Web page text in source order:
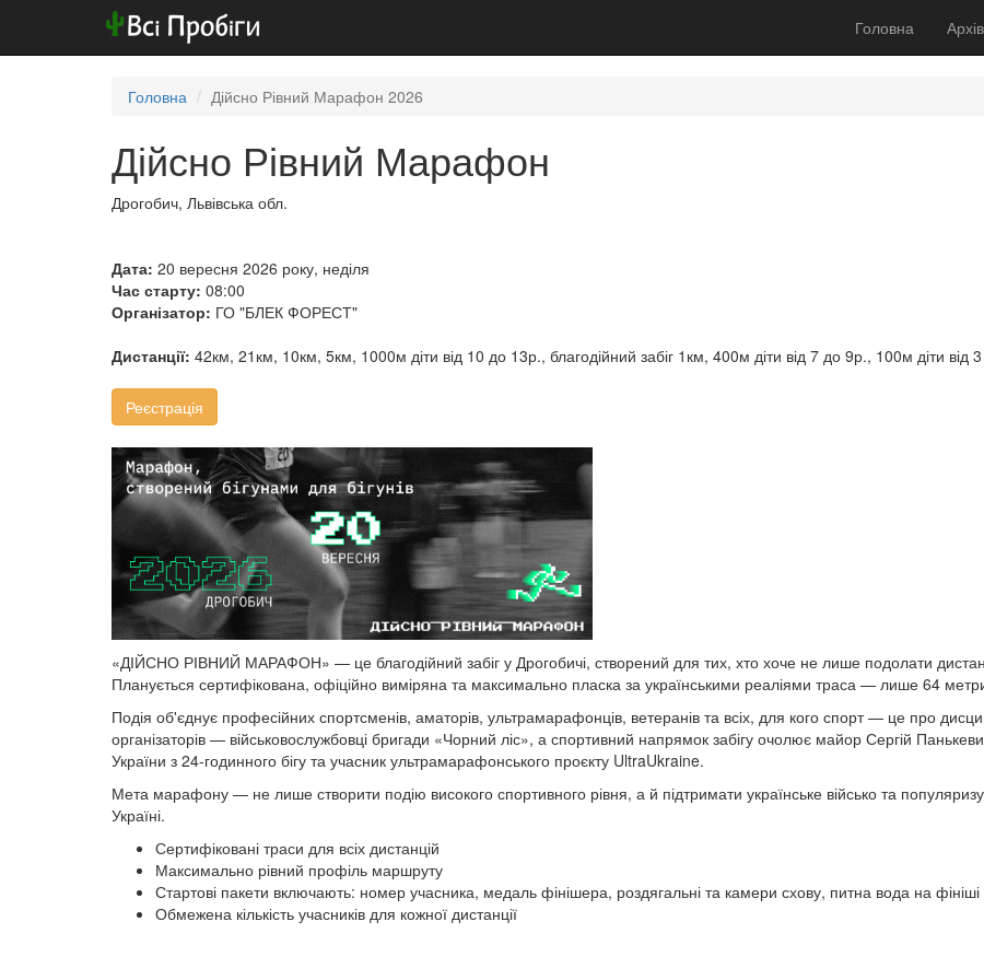
Головна Архів
Головна Дійсно Рівний Марафон 2026
Дійсно Рівний Марафон
Дрогобич, Львівська обл.
Дата: 20 вересня 2026 року, неділя
Час старту: 08:00
Організатор: ГО "БЛЕК ФОРЕСТ"
Дистанції: 42км, 21км, 10км, 5км, 1000м діти від 10 до 13р., благодійний забіг 1км, 400м діти від 7 до 9р., 100м діти від
Реєстрація
«ДІЙСНО РІВНИЙ МАРАФОН» — це благодійний забіг у Дрогобичі, створений для тих, хто хоче не лише подолати
Планується сертифікована, офіційно виміряна та максимально пласка за українськими реаліями траса — лише 64
Подія об'єднує професійних спортсменів, аматорів, ультрамарафонців, ветеранів та всіх, для кого спорт — це про
організаторів — військовослужбовці бригади «Чорний ліс», а спортивний напрямок забігу очолює майор Сергій
України з 24-годинного бігу та учасник ультрамарафонського проєкту UltraUkraine.
Мета марафону — не лише створити подію високого спортивного рівня, а й підтримати українське військо та
Україні.
Сертифіковані траси для всіх дистанцій
Максимально рівний профіль маршруту
Стартові пакети включають: номер учасника, медаль фінішера, роздягальні та камери схову, питна вода на фініші
Обмежена кількість учасників для кожної дистанції